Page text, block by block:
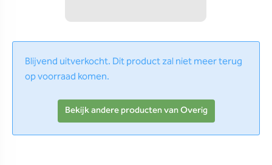
Blijvend uitverkocht. Dit product zal niet meer terug
op voorraad komen.
Bekijk andere producten van Overig